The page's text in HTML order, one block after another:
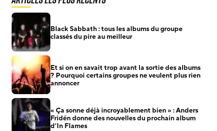
Black Sabbath : tous les albums du groupe
classés du pire au meilleur
Et si on en savait trop avant la sortie des albums
? Pourquoi certains groupes ne veulent plus rien
annoncer
« Ça sonne déjà incroyablement bien » : Anders
Fridén donne des nouvelles du prochain album
d’In Flames